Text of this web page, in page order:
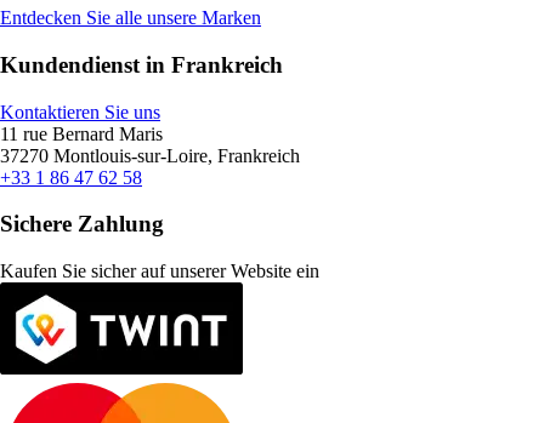
Entdecken Sie alle unsere Marken
Kundendienst in Frankreich
Kontaktieren Sie uns
11 rue Bernard Maris
37270 Montlouis-sur-Loire, Frankreich
+33 1 86 47 62 58
Sichere Zahlung
Kaufen Sie sicher auf unserer Website ein